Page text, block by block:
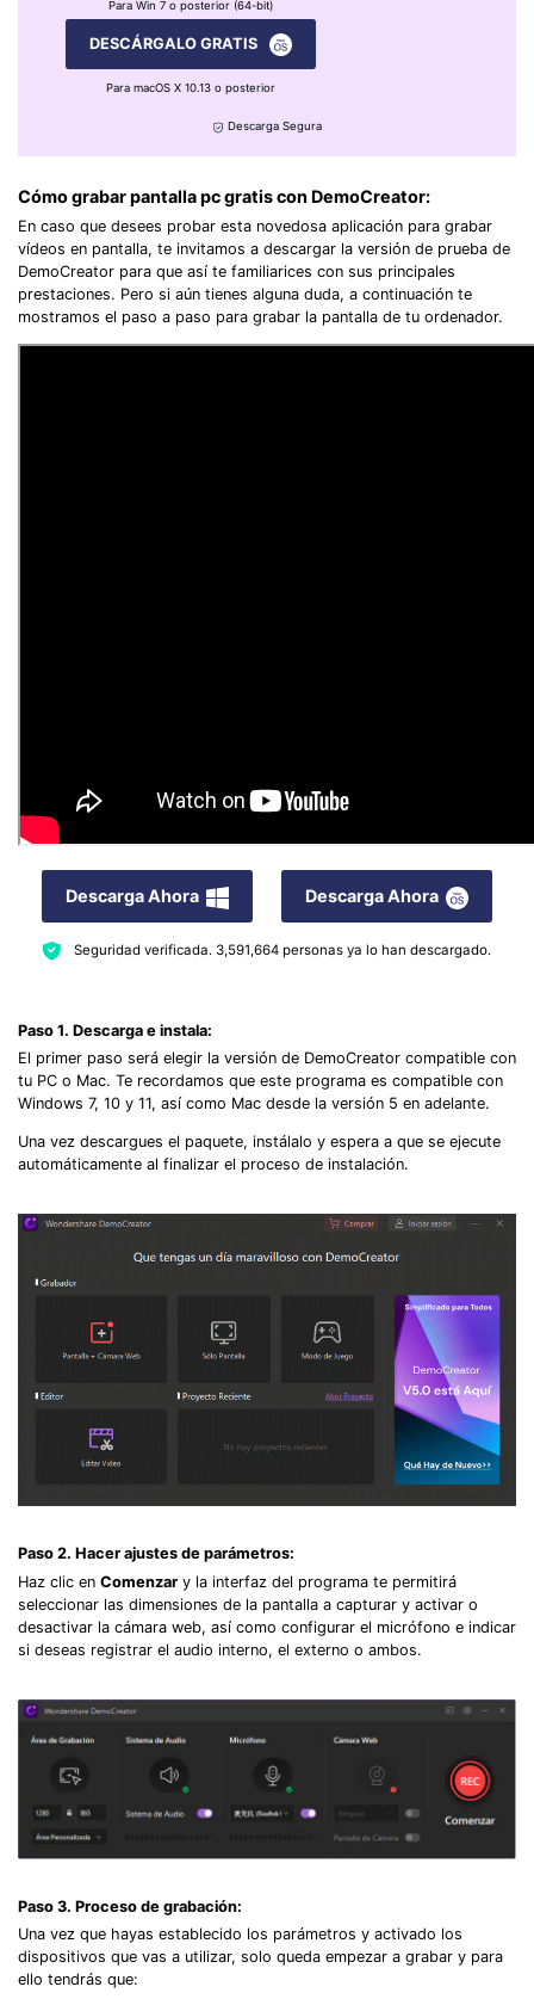
Para Win 7 o posterior (64-bit)
DESCÁRGALO GRATIS
Para macOS X 10.13 o posterior
Descarga Segura
Cómo grabar pantalla pc gratis con DemoCreator:
En caso que desees probar esta novedosa aplicación para grabar
vídeos en pantalla, te invitamos a descargar la versión de prueba de
DemoCreator para que así te familiarices con sus principales
prestaciones. Pero si aún tienes alguna duda, a continuación te
mostramos el paso a paso para grabar la pantalla de tu ordenador.
Descarga Ahora Descarga Ahora
Seguridad verificada. 3,591,664personas ya lo han descargado.
Paso 1. Descarga e instala:
El primer paso será elegir la versión de DemoCreator compatible con
tu PC o Mac. Te recordamos que este programa es compatible con
Windows 7, 10 y 11, así como Mac desde la versión 5 en adelante.
Una vez descargues el paquete, instálalo y espera a que se ejecute
automáticamente al finalizar el proceso de instalación.
Paso 2. Hacer ajustes de parámetros:
Haz clic en Comenzar y la interfaz del programa te permitirá
seleccionar las dimensiones de la pantalla a capturar y activar o
desactivar la cámara web, así como configurar el micrófono e indicar
si deseas registrar el audio interno, el externo o ambos.
Paso 3. Proceso de grabación:
Una vez que hayas establecido los parámetros y activado los
dispositivos que vas a utilizar, solo queda empezar a grabar y para
ello tendrás que: